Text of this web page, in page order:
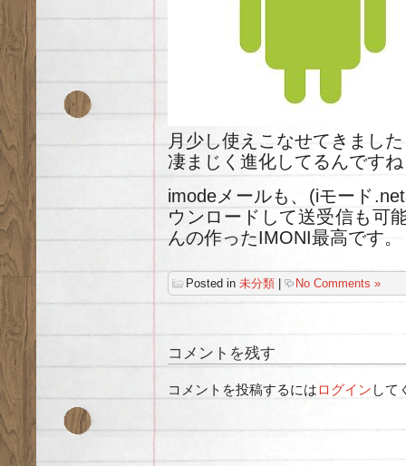
月少し使えこなせてきまし
凄まじく進化してるんです
imodeメールも、(iモード
ウンロードして送受信も可
んの作ったIMONI最高です。
Posted in 未分類 | No Comments »
コメントを残す
コメントを投稿するにはログイン して